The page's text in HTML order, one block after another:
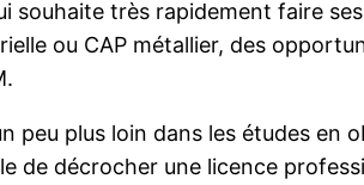
souhaite très rapidement faire
ou CAP métallier, des
peu plus loin dans les études
de décrocher une licence